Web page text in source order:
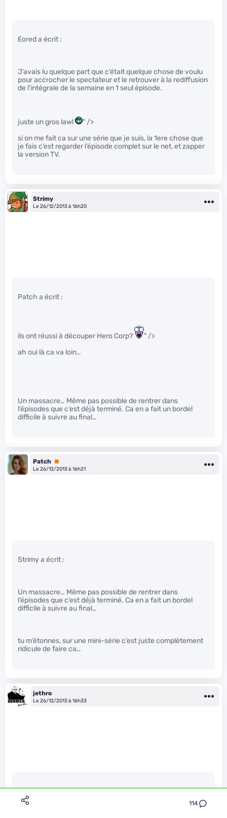
114
Eored a écrit :
J’avais lu quelque part que c’était quelque chose de voulu
pour accrocher le spectateur et le retrouver à la rediffusion
de l’intégrale de la semaine en 1 seul épisode.
juste un gros lawl
" />
si on me fait ca sur une série que je suis, la 1ere chose que
je fais c’est regarder l’épisode complet sur le net, et zapper
la version TV.
Strimy
Le 26/12/2013 à 16h20
Patch a écrit :
ils ont réussi à découper Hero Corp?
" />
ah oui là ca va loin…
Un massacre… Même pas possible de rentrer dans
l’épisodes que c’est déjà terminé. Ca en a fait un bordel
difficile à suivre au final…
Patch Premium
Le 26/12/2013 à 16h21
Strimy a écrit :
Un massacre… Même pas possible de rentrer dans
l’épisodes que c’est déjà terminé. Ca en a fait un bordel
difficile à suivre au final…
tu m’étonnes, sur une mini-série c’est juste complètement
ridicule de faire ca…
jethro
Le 26/12/2013 à 16h33
NiCr a écrit :